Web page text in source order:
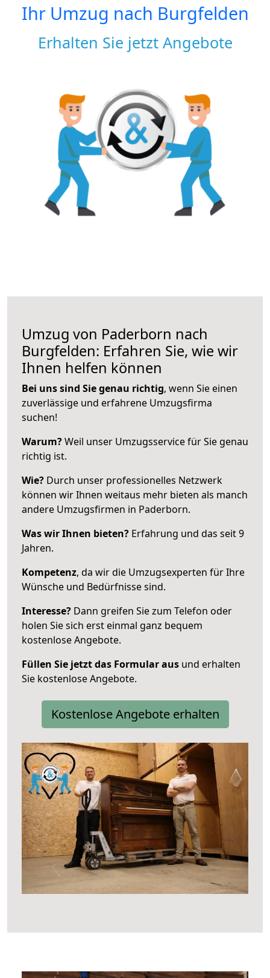
Ihr Umzug nach Burgfelden
Erhalten Sie jetzt Angebote
Umzug von Paderborn nach
Burgfelden: Erfahren Sie, wie wir
Ihnen helfen können
Bei uns sind Sie genau richtig, wenn Sie einen
zuverlässige und erfahrene Umzugsfirma
suchen!
Warum?Weil unser Umzugsservice für Sie genau
richtig ist.
Wie? Durch unser professionelles Netzwerk
können wir Ihnen weitaus mehr bieten als manch
andere Umzugsfirmen in Paderborn.
Was wir Ihnen bieten? Erfahrung und das seit 9
Jahren.
Kompetenz, da wir die Umzugsexperten für Ihre
Wünsche und Bedürfnisse sind.
Interesse? Dann greifen Sie zum Telefon oder
holen Sie sich erst einmal ganz bequem
kostenlose Angebote.
Füllen Sie jetzt das Formular aus und erhalten
Sie kostenlose Angebote.
Kostenlose Angebote erhalten